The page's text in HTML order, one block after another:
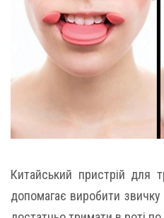
Китайський пристрій для
допомагає виробити